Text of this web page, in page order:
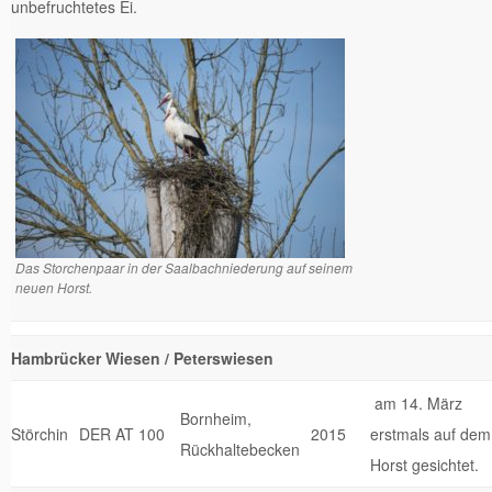
unbefruchtetes Ei.
Das Storchenpaar in der Saalbachniederung auf seinem
neuen Horst.
Hambrücker Wiesen / Peterswiesen
Störchin DER AT 100
Bornheim,
Rückhaltebecken
2015
am 14. März
erstmals auf dem
Horst gesichtet.